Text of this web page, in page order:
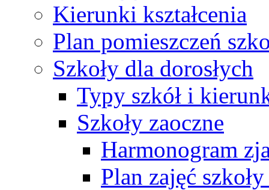
Kierunki kształcenia
Plan pomieszczeń
Szkoły dla dorosłych
Typy szkół i
Szkoły zaoczne
Harmonogram
Plan zajęć